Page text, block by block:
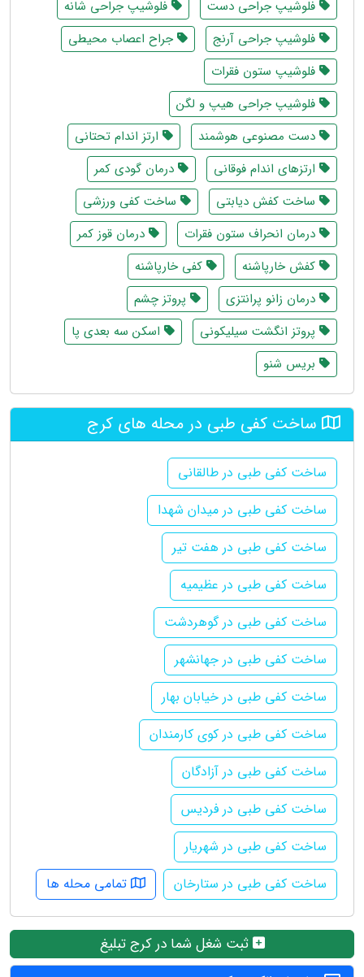
فلوشیپ جراحی دست
فلوشیپ جراحی شانه
فلوشیپ جراحی آرنج
جراح اعصاب محیطی
فلوشیپ ستون فقرات
فلوشیپ جراحی هیپ و لگن
دست مصنوعی هوشمند
ارتز اندام تحتانی
ارتزهای اندام فوقانی
درمان گودی کمر
ساخت کفش دیابتی
ساخت کفی ورزشی
درمان انحراف ستون فقرات
درمان قوز کمر
کفش خارپاشنه
کفی خارپاشنه
درمان زانو پرانتزی
پروتز چشم
پروتز انگشت سیلیکونی
اسکن سه بعدی پا
بریس شنو
ساخت کفی طبی در محله های کرج
ساخت کفی طبی در طالقانی
ساخت کفی طبی در میدان شهدا
ساخت کفی طبی در هفت تیر
ساخت کفی طبی در عظیمیه
ساخت کفی طبی در گوهردشت
ساخت کفی طبی در جهانشهر
ساخت کفی طبی در خیابان بهار
ساخت کفی طبی در کوی کارمندان
ساخت کفی طبی در آزادگان
ساخت کفی طبی در فردیس
ساخت کفی طبی در شهریار
ساخت کفی طبی در ستارخان
تمامی محله ها
ثبت شغل شما در کرج تبلیغ